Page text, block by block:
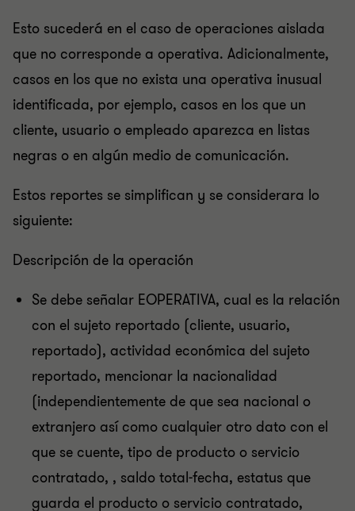
Esto sucederá en el caso de operaciones aislada
que no corresponde a operativa. Adicionalmente,
casos en los que no exista una operativa inusual
identificada, por ejemplo, casos en los que un
cliente, usuario o empleado aparezca en listas
negras o en algún medio de comunicación.
Estos reportes se simplifican y se considerara lo
siguiente:
Descripción de la operación
Se debe señalar EOPERATIVA, cual es la relación
con el sujeto reportado (cliente, usuario,
reportado), actividad económica del sujeto
reportado, mencionar la nacionalidad
(independientemente de que sea nacional o
extranjero así como cualquier otro dato con el
que se cuente, tipo de producto o servicio
contratado, , saldo total-fecha, estatus que
guarda el producto o servicio contratado,